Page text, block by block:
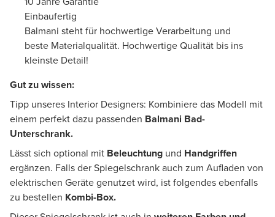
Einbaufertig
Balmani steht für hochwertige Verarbeitung und
beste Materialqualität. Hochwertige Qualität bis ins
kleinste Detail!
Gut zu wissen:
Tipp unseres Interior Designers: Kombiniere das Modell mit
einem perfekt dazu passenden Balmani Bad-
Unterschrank.
Lässt sich optional mit Beleuchtung und Handgriffen
ergänzen. Falls der Spiegelschrank auch zum Aufladen von
elektrischen Geräte genutzet wird, ist folgendes ebenfalls
zu bestellen Kombi-Box.